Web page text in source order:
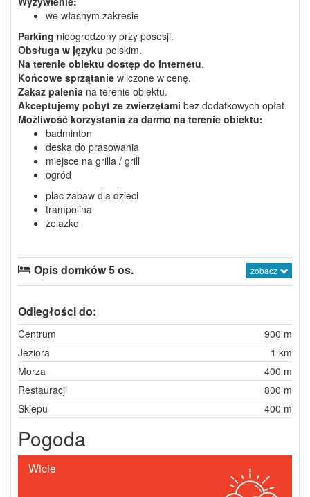
we własnym zakresie
Parking nieogrodzony przy posesji.
Obsługa w języku polskim.
Na terenie obiektu dostęp do internetu.
Końcowe sprzątanie wliczone w cenę.
Zakaz palenia na terenie obiektu.
Akceptujemy pobyt ze zwierzętami bez dodatkowych opłat.
Możliwość korzystania za darmo na terenie obiektu:
badminton
deska do prasowania
miejsce na grilla / grill
ogród
plac zabaw dla dzieci
trampolina
żelazko
Opis domków 5 os. zobacz
Odległości do:
Centrum
900 m
Jeziora
1 km
Morza
400 m
Restauracji
800 m
Sklepu
400 m
Pogoda
Wicie